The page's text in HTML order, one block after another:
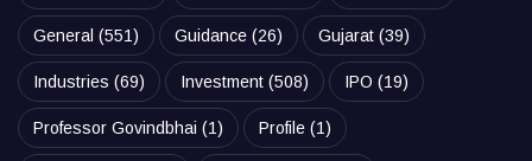
General (551) Guidance (26) Gujarat (39)
Industries (69) Investment (508) IPO (19)
Professor Govindbhai (1) Profile (1)